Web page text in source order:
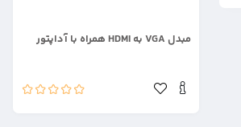
مبدل VGA به HDMI همراه با آداپتور